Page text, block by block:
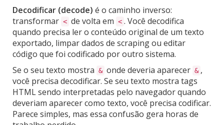
Decodificar (decode) é o caminho inverso:
transformar < de volta em < . Você decodifica
quando precisa ler o conteúdo original de um texto
exportado, limpar dados de scraping ou editar
código que foi codificado por outro sistema.
Se o seu texto mostra & onde deveria aparecer & ,
você precisa decodificar. Se seu texto mostra tags
HTML sendo interpretadas pelo navegador quando
deveriam aparecer como texto, você precisa codificar.
Parece simples, mas essa confusão gera horas de